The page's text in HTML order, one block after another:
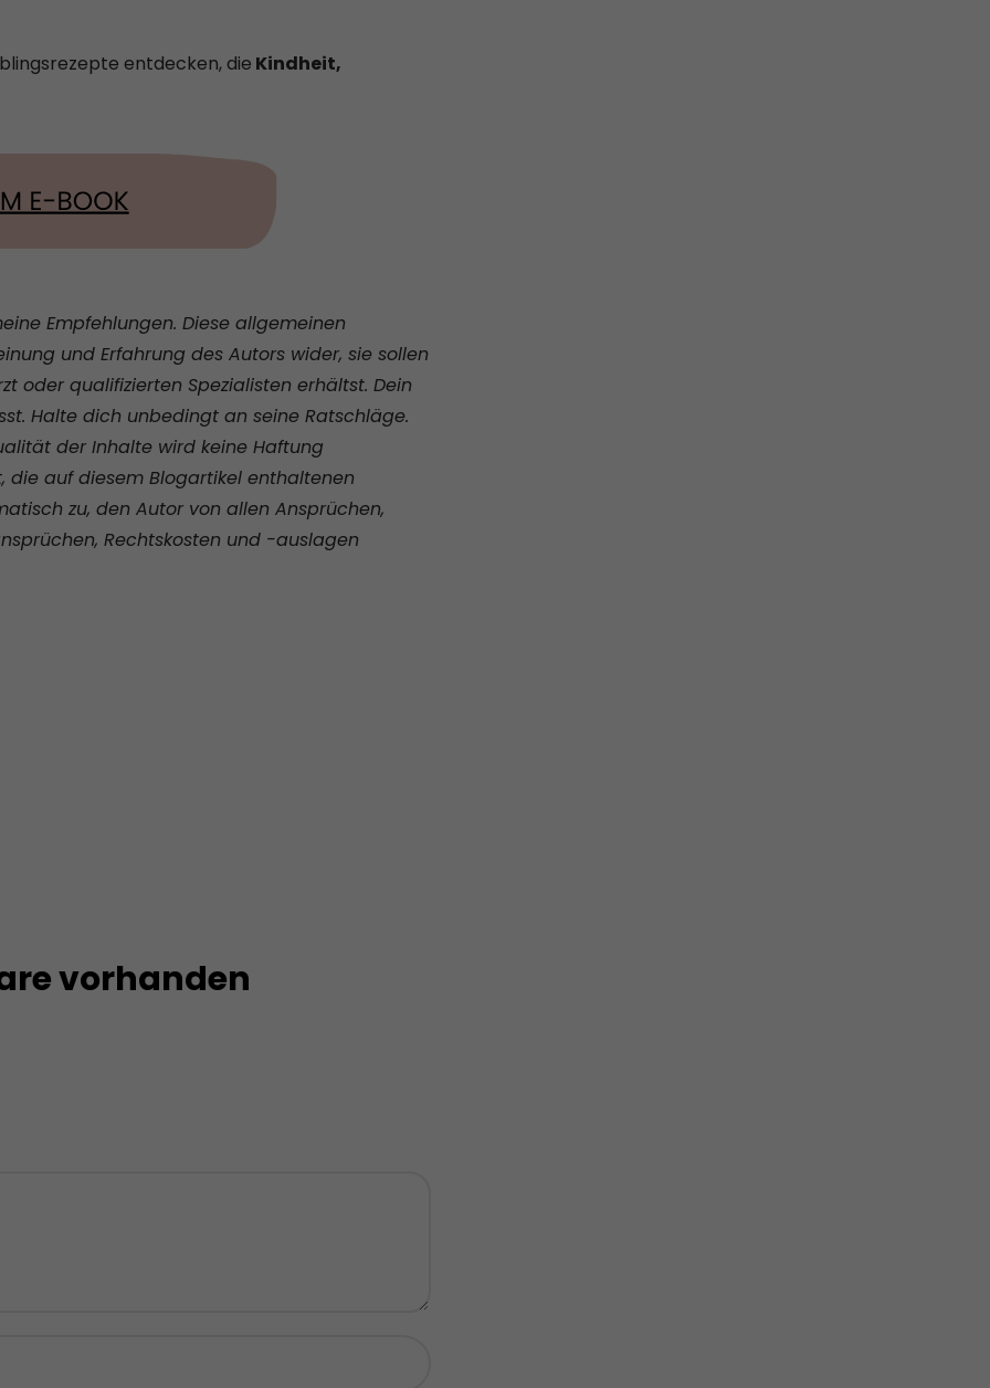
entdecken, die Kindheit,
Empfehlungen. Diese allgemeinen
und Erfahrung des Autors wider, sie sollen
oder qualifizierten Spezialisten erhältst. Dein
Halte dich unbedingt an seine Ratschläge.
der Inhalte wird keine Haftung
die auf diesem Blogartikel enthaltenen
zu, den Autor von allen Ansprüchen,
Rechtskosten und -auslagen
vorhanden